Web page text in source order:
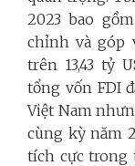
2023 bao
chỉnh và góp
trên 13,43 tỷ
tổng vốn FDI
Việt Nam
cùng kỳ năm
tích cực trong